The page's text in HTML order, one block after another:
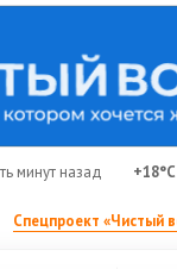
минут назад +18°C
Спецпроект «Чистый